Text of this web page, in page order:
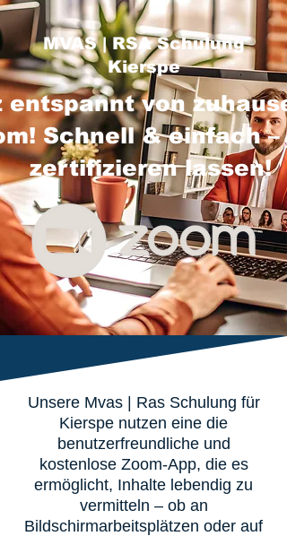
MVAS | RSA Schulung
Kierspe
entspannt von
Schnell & einfach –
zertifizieren lassen!
Unsere Mvas | Ras Schulung für
Kierspe nutzen eine die
benutzerfreundliche und
kostenlose Zoom-App, die es
ermöglicht, Inhalte lebendig zu
vermitteln – ob an
Bildschirmarbeitsplätzen oder auf